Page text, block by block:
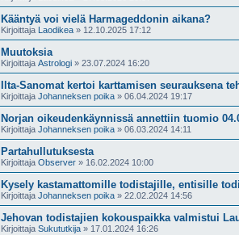
Kääntyä voi vielä Harmageddonin aikana?
Kirjoittaja Laodikea » 12.10.2025 17:12
Muutoksia
Kirjoittaja Astrologi » 23.07.2024 16:20
Ilta-Sanomat kertoi karttamisen seurauksena
Kirjoittaja Johanneksen poika » 06.04.2024 19:17
Norjan oikeudenkäynnissä annettiin tuomio
Kirjoittaja Johanneksen poika » 06.03.2024 14:11
Partahullutuksesta
Kirjoittaja Observer » 16.02.2024 10:00
Kysely kastamattomille todistajille, entisille
Kirjoittaja Johanneksen poika » 22.02.2024 14:56
Jehovan todistajien kokouspaikka valmistui
Kirjoittaja Sukututkija » 17.01.2024 16:26